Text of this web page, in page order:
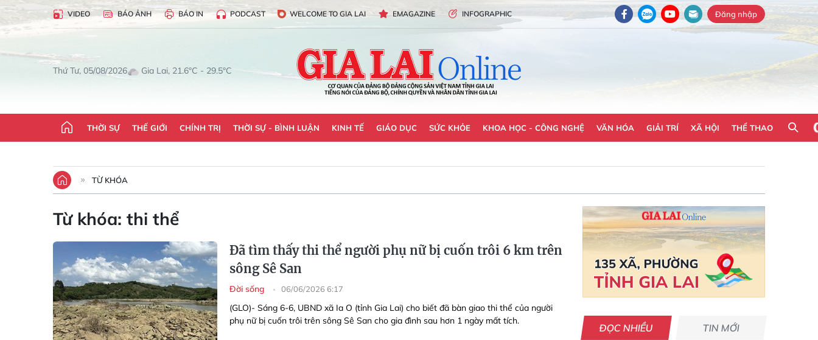
VIDEO BÁO ẢNH BÁO IN PODCAST WELCOME TO GIA LAI EMAGAZINE INFOGRAPHIC Đăng nhập
Thứ Tư, 05/08/2026 Gia Lai, 21.6°C - 29.5°C
THỜI SỰ THẾ GIỚI CHÍNH TRỊ THỜI SỰ - BÌNH LUẬN KINH TẾ GIÁO DỤC SỨC KHỎE KHOA HỌC - CÔNG NGHỆ VĂN HÓA GIẢI TRÍ XÃ HỘI THỂ THAO
TỪ KHÓA
Từ khóa: thi thể
Đã tìm thấy thi thể người phụ nữ bị cuốn trôi 6 km trên
sông Sê San
Đời sống 06/06/2026 6:17
(GLO)- Sáng 6-6, UBND xã Ia O (tỉnh Gia Lai) cho biết đã bàn giao thi thể của người
phụ nữ bị cuốn trôi trên sông Sê San cho gia đình sau hơn 1 ngày mất tích.
ĐỌC NHIỀU TIN MỚI